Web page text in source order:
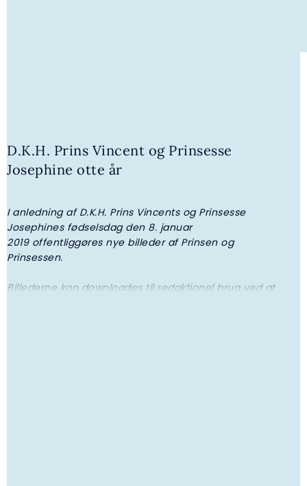
D.K.H. Prins Vincent og Prinsesse
Josephine otte år
I anledning af D.K.H. Prins Vincents og Prinsesse
Josephines fødselsdag den 8. januar
2019 offentliggøres nye billeder af Prinsen og
Prinsessen.
Billederne kan downloades til redaktionel brug ved at
Kongeparrets modtagelse på Gråsten
Torv